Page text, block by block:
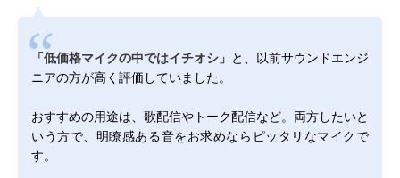
「低価格マイクの中ではイチオシ」 と、以前サウンドエンジ
ニアの方が高く評価していました。
おすすめの用途は、歌配信やトーク配信など。両方したいと
いう方で、明瞭感ある音をお求めならピッタリなマイクで
す。